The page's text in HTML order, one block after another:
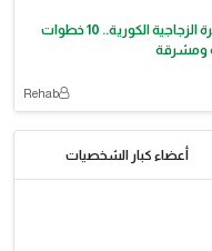
السر الحقيقي للبشرة الزجاجية الكورية.. 10 خطوات
ومشرقة
Rehab
أعضاء كبار الشخصيات